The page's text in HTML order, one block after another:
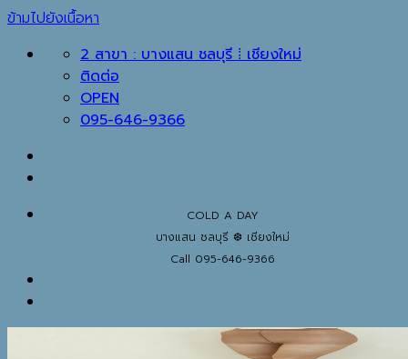
ข้ามไปยังเนื้อหา
2 สาขา : บางแสน ชลบุรี ⁞ เชียงใหม่
ติดต่อ
OPEN
095-646-9366
COLD A DAY
บางแสน ชลบุรี ❆ เชียงใหม่
Call 095-646-9366